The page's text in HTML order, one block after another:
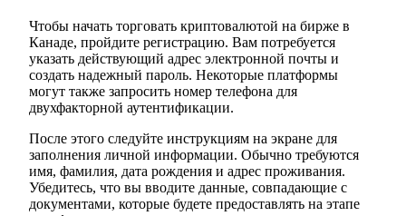
Чтобы начать торговать криптовалютой на бирже в
Канаде, пройдите регистрацию. Вам потребуется
указать действующий адрес электронной почты и
создать надежный пароль. Некоторые платформы
могут также запросить номер телефона для
двухфакторной аутентификации.
После этого следуйте инструкциям на экране для
заполнения личной информации. Обычно требуются
имя, фамилия, дата рождения и адрес проживания.
Убедитесь, что вы вводите данные, совпадающие с
документами, которые будете предоставлять на этапе